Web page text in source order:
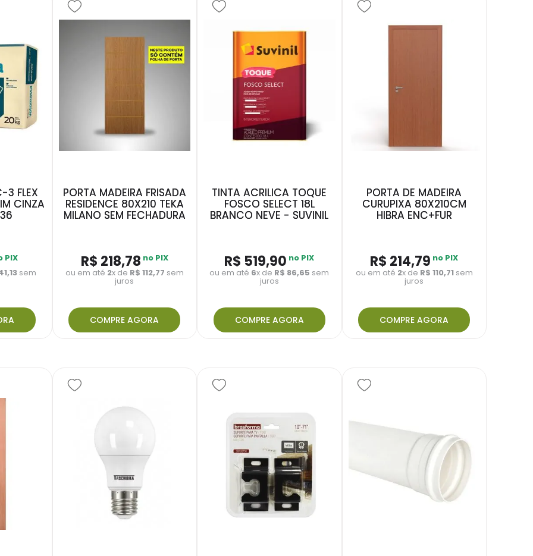
3 FLEX
CINZA
PIX
,13sem
PORTA MADEIRA FRISADA
RESIDENCE 80X210 TEKA
MILANO SEM FECHADURA
R$ 218,78 no PIX
ou em até 2x de R$ 112,77 sem
juros
COMPRE AGORA
TINTA ACRILICA TOQUE
FOSCO SELECT 18L
BRANCO NEVE - SUVINIL
R$ 519,90 no PIX
ou em até 6x de R$ 86,65 sem
juros
COMPRE AGORA
PORTA DE MADEIRA
CURUPIXA 80X210CM
HIBRA ENC+FUR
R$ 214,79 no PIX
ou em até 2x de R$ 110,71sem
juros
COMPRE AGORA